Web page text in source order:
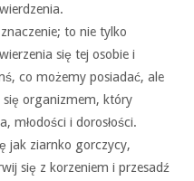
znaczenie; to nie tylko
się tej osobie i
co możemy posiadać, ale
organizmem, który
młodości i dorosłości.
jak ziarnko gorczycy,
się z korzeniem i przesadź